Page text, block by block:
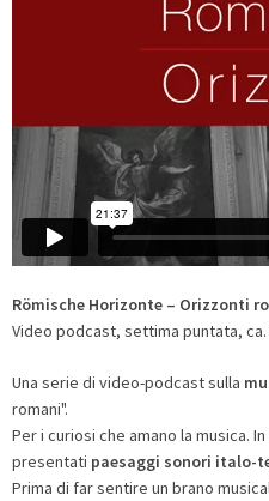
Römische Horizonte – Orizzonti
Video podcast, settima puntata, ca.
Una serie di video-podcast sulla
romani".
Per i curiosi che amano la musica.
presentati paesaggi sonori italo-
Prima di far sentire un brano